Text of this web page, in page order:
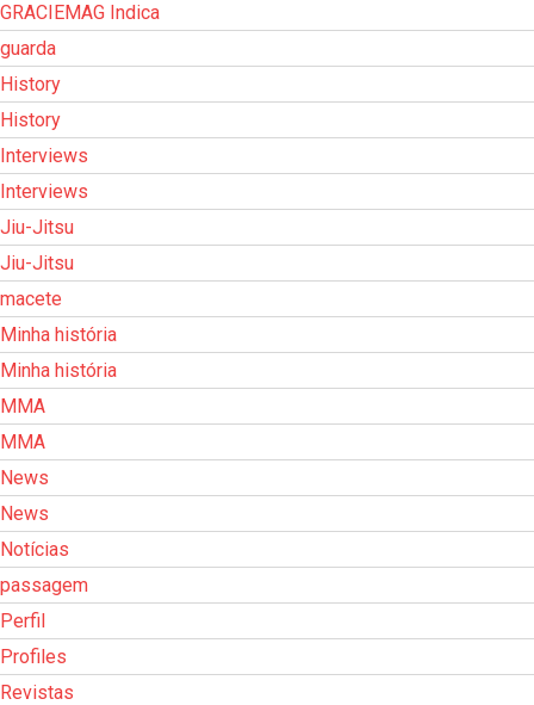
GRACIEMAG Indica
guarda
History
History
Interviews
Interviews
Jiu-Jitsu
Jiu-Jitsu
macete
Minha história
Minha história
MMA
MMA
News
News
Notícias
passagem
Perfil
Profiles
Revistas